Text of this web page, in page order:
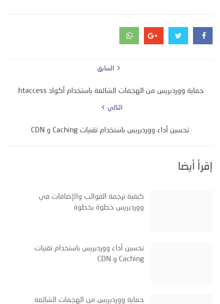
السابق
حماية ووردبريس من الهجمات الشائعة باستخدام أكواد ‎.htaccess
التالي
تحسين أداء ووردبريس باستخدام تقنيات Caching و CDN
إقرأ أيضا
كيفية ترجمة القوالب والإضافات في
ووردبريس خطوة بخطوة
تحسين أداء ووردبريس باستخدام تقنيات
Caching و CDN
حماية ووردبريس من الهجمات الشائعة